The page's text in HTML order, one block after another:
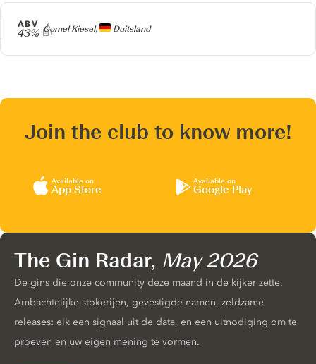
Producer
Cornel Kiesel, Duitsland
ABV
43%
Join the club to know more!
Available on
App Store
Available on
Google Play
The Gin Radar, May 2026
De gins die onze community deze maand in de kijker zette.
Ambachtelijke stokerijen, gevestigde namen, zeldzame
releases: elk een signaal uit de data, en een uitnodiging om te
proeven en uw eigen mening te vormen.